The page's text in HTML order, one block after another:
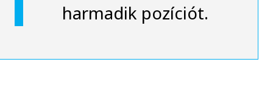
harmadik pozíciót.